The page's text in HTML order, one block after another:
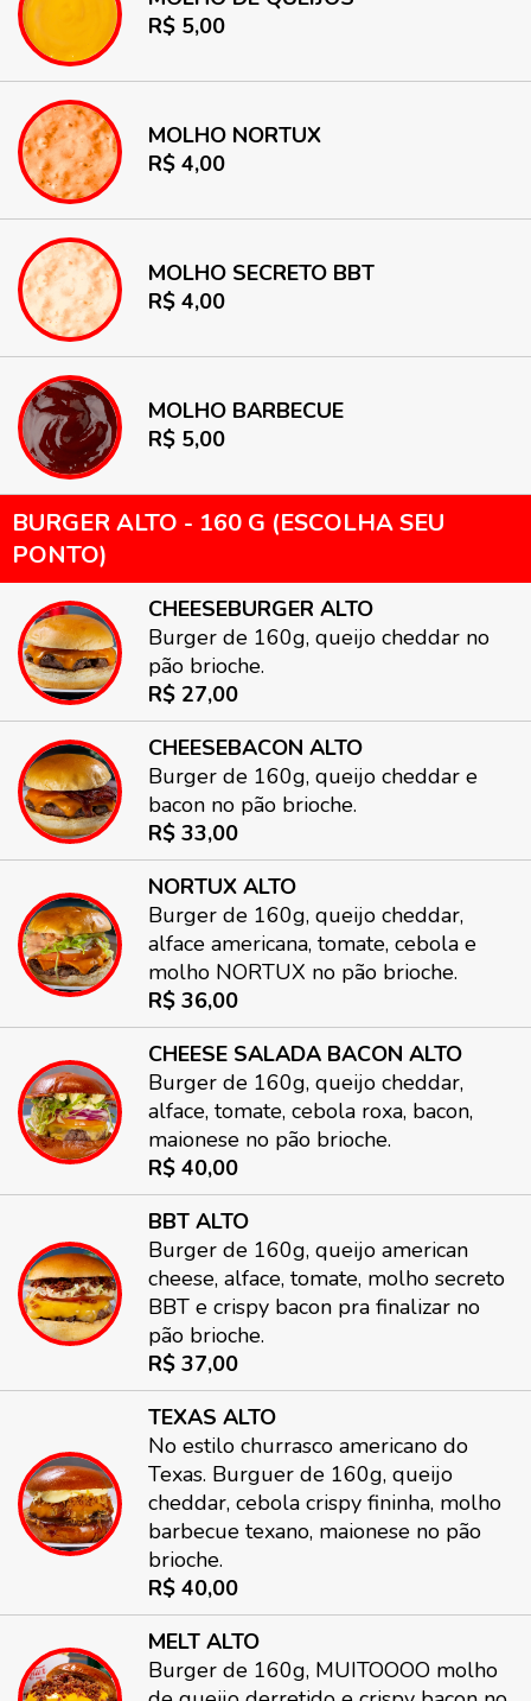
R$ 5,00
MOLHO NORTUX
R$ 4,00
MOLHO SECRETO BBT
R$ 4,00
MOLHO BARBECUE
R$ 5,00
BURGER ALTO - 160 G (ESCOLHA SEU
PONTO)
CHEESEBURGER ALTO
Burger de 160g, queijo cheddar no
pão brioche.
R$ 27,00
CHEESEBACON ALTO
Burger de 160g, queijo cheddar e
bacon no pão brioche.
R$ 33,00
NORTUX ALTO
Burger de 160g, queijo cheddar,
alface americana, tomate, cebola e
molho NORTUX no pão brioche.
R$ 36,00
CHEESE SALADA BACON ALTO
Burger de 160g, queijo cheddar,
alface, tomate, cebola roxa, bacon,
maionese no pão brioche.
R$ 40,00
BBT ALTO
Burger de 160g, queijo american
cheese, alface, tomate, molho secreto
BBT e crispy bacon pra finalizar no
pão brioche.
R$ 37,00
TEXAS ALTO
No estilo churrasco americano do
Texas. Burguer de 160g, queijo
cheddar, cebola crispy fininha, molho
barbecue texano, maionese no pão
brioche.
R$ 40,00
MELT ALTO
Burger de 160g, MUITOOOO molho